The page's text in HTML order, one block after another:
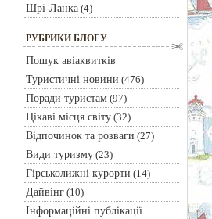
Шрі-Ланка(4)
РУБРИКИ БЛОГУ
Пошук авіаквитків
Туристичні новини (476)
Поради туристам(97)
Цікаві місця світу(32)
Відпочинок та розваги (27)
Види туризму(23)
Гірськолижні курорти (14)
Дайвінг(10)
Інформаційні публікації